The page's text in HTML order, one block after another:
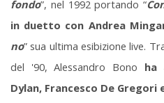
fondo”, nel 1992 portando “
in duetto con Andrea
no” sua ultima esibizione live.
del '90, Alessandro Bono ha
Dylan, Francesco De Gregori